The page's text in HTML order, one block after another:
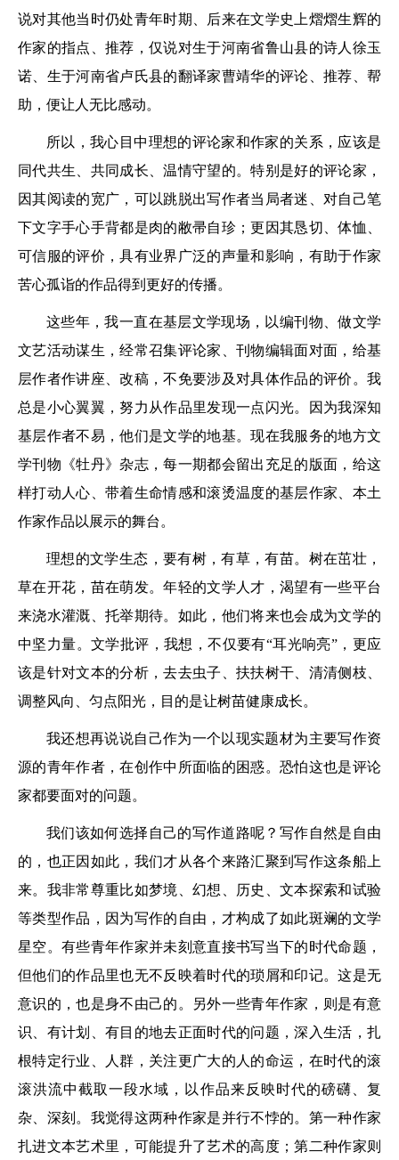
说对其他当时仍处青年时期、后来在文学史上熠熠生辉的
作家的指点、推荐，仅说对生于河南省鲁山县的诗人徐玉
诺、生于河南省卢氏县的翻译家曹靖华的评论、推荐、帮
助，便让人无比感动。
所以，我心目中理想的评论家和作家的关系，应该是
同代共生、共同成长、温情守望的。特别是好的评论家，
因其阅读的宽广，可以跳脱出写作者当局者迷、对自己笔
下文字手心手背都是肉的敝帚自珍；更因其恳切、体恤、
可信服的评价，具有业界广泛的声量和影响，有助于作家
苦心孤诣的作品得到更好的传播。
这些年，我一直在基层文学现场，以编刊物、做文学
文艺活动谋生，经常召集评论家、刊物编辑面对面，给基
层作者作讲座、改稿，不免要涉及对具体作品的评价。我
总是小心翼翼，努力从作品里发现一点闪光。因为我深知
基层作者不易，他们是文学的地基。现在我服务的地方文
学刊物《牡丹》杂志，每一期都会留出充足的版面，给这
样打动人心、带着生命情感和滚烫温度的基层作家、本土
作家作品以展示的舞台。
理想的文学生态，要有树，有草，有苗。树在茁壮，
草在开花，苗在萌发。年轻的文学人才，渴望有一些平台
来浇水灌溉、托举期待。如此，他们将来也会成为文学的
中坚力量。文学批评，我想，不仅要有“耳光响亮”，更应
该是针对文本的分析，去去虫子、扶扶树干、清清侧枝、
调整风向、匀点阳光，目的是让树苗健康成长。
我还想再说说自己作为一个以现实题材为主要写作资
源的青年作者，在创作中所面临的困惑。恐怕这也是评论
家都要面对的问题。
我们该如何选择自己的写作道路呢？写作自然是自由
的，也正因如此，我们才从各个来路汇聚到写作这条船上
来。我非常尊重比如梦境、幻想、历史、文本探索和试验
等类型作品，因为写作的自由，才构成了如此斑斓的文学
星空。有些青年作家并未刻意直接书写当下的时代命题，
但他们的作品里也无不反映着时代的琐屑和印记。这是无
意识的，也是身不由己的。另外一些青年作家，则是有意
识、有计划、有目的地去正面时代的问题，深入生活，扎
根特定行业、人群，关注更广大的人的命运，在时代的滚
滚洪流中截取一段水域，以作品来反映时代的磅礴、复
杂、深刻。我觉得这两种作家是并行不悖的。第一种作家
扎进文本艺术里，可能提升了艺术的高度；第二种作家则